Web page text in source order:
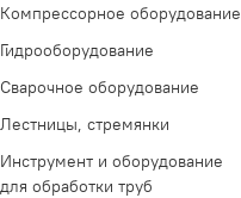
Компрессорное оборудование
Гидрооборудование
Сварочное оборудование
Лестницы, стремянки
Инструмент и оборудование
для обработки труб